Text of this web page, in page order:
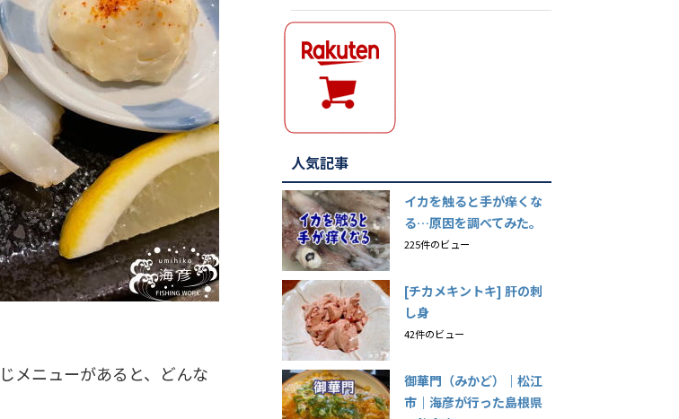
メニューがあると、どんな
人気記事
イカを触ると手が痒くな
る…原因を調べてみた。
225件のビュー
[チカメキントキ] 肝の刺
し身
42件のビュー
御華門（みかど）｜松江
市｜海彦が行った島根県